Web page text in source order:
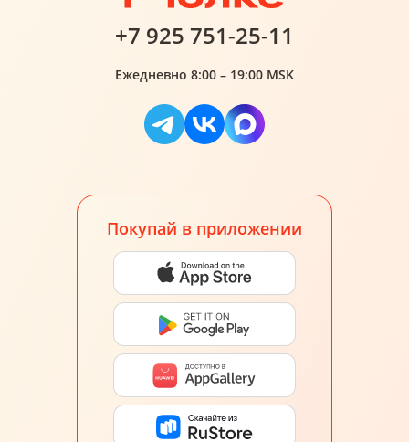
+7 925 751-25-11
Ежедневно 8:00 – 19:00 MSK
Покупай в приложении